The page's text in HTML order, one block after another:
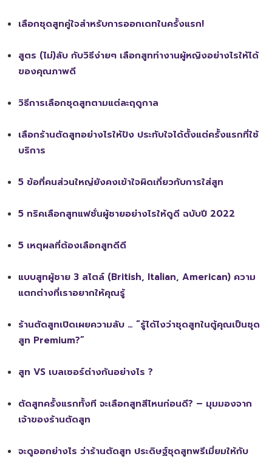
เลือกชุดสูทคู่ใจสำหรับการออกเดทในครั้งแรก!
สูตร (ไม่)ลับ กับวิธีง่ายๆ เลือกสูททำงานผู้หญิงอย่างไรให้ได้
ของคุณภาพดี
วิธีการเลือกชุดสูทตามแต่ละฤดูกาล
เลือกร้านตัดสูทอย่างไรให้ปัง ประทับใจได้ตั้งแต่ครั้งแรกที่ใช้
บริการ
5 ข้อที่คนส่วนใหญ่ยังคงเข้าใจผิดเกี่ยวกับการใส่สูท
5 ทริคเลือกสูทแฟชั่นผู้ชายอย่างไรให้ดูดี ฉบับปี 2022
5 เหตุผลที่ต้องเลือกสูทดีดี
แบบสูทผู้ชาย 3 สไตล์ (British, Italian, American) ความ
แตกต่างที่เราอยากให้คุณรู้
ร้านตัดสูทเปิดเผยความลับ … “รู้ได้ไงว่าชุดสูทในตู้คุณเป็นชุด
สูท Premium?”
สูท VS เบลเซอร์ต่างกันอย่างไร ?
ตัดสูทครั้งแรกทั้งที จะเลือกสูทสีไหนก่อนดี? – มุมมองจาก
เจ้าของร้านตัดสูท
จะดูออกย่างไร ว่าร้านตัดสูท ประดิษฐ์ชุดสูทพรีเมี่ยมให้กับ